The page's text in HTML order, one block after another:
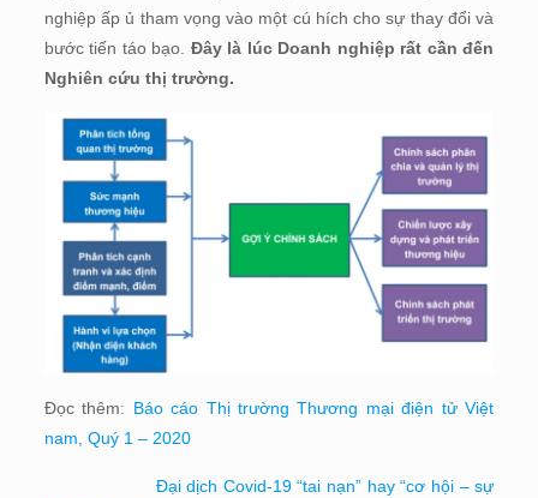
nghiệp ấp ủ tham vọng vào một cú hích cho sự thay đổi và
bước tiến táo bạo. Đây là lúc Doanh nghiệp rất cần đến
Nghiên cứu thị trường.
Đọc thêm: Báo cáo Thị trường Thương mại điện tử Việt
nam, Quý 1 – 2020
Đại dịch Covid-19 “tai nạn” hay “cơ hội – sự